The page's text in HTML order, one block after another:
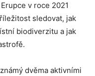
Erupce v roce 2021
sledovat, jak
biodiverzitu a jak
dvěma aktivními